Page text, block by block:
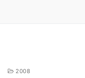
2008